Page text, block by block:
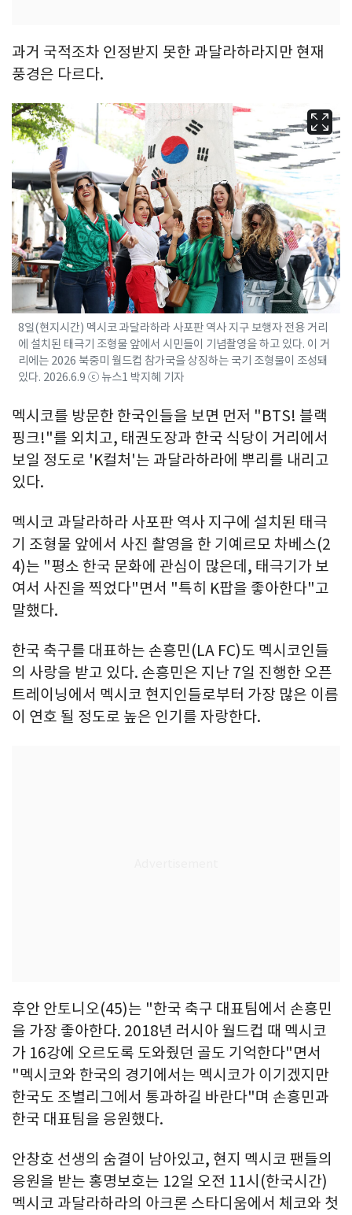
과거 국적조차 인정받지 못한 과달라하라지만 현재
풍경은 다르다.
8일(현지시간) 멕시코 과달라하라 사포판 역사 지구 보행자 전용 거리
에 설치된 태극기 조형물 앞에서 시민들이 기념촬영을 하고 있다. 이 거
리에는 2026 북중미 월드컵 참가국을 상징하는 국기 조형물이 조성돼
있다. 2026.6.9 ⓒ 뉴스1 박지혜 기자
멕시코를 방문한 한국인들을 보면 먼저 "BTS! 블랙
핑크!"를 외치고, 태권도장과 한국 식당이 거리에서
보일 정도로 'K컬처'는 과달라하라에 뿌리를 내리고
있다.
멕시코 과달라하라 사포판 역사 지구에 설치된 태극
기 조형물 앞에서 사진 촬영을 한 기예르모 차베스(2
4)는 "평소 한국 문화에 관심이 많은데, 태극기가 보
여서 사진을 찍었다"면서 "특히 K팝을 좋아한다"고
말했다.
한국 축구를 대표하는 손흥민(LA FC)도 멕시코인들
의 사랑을 받고 있다. 손흥민은 지난 7일 진행한 오픈
트레이닝에서 멕시코 현지인들로부터 가장 많은 이름
이 연호 될 정도로 높은 인기를 자랑한다.
후안 안토니오(45)는 "한국 축구 대표팀에서 손흥민
을 가장 좋아한다. 2018년 러시아 월드컵 때 멕시코
가 16강에 오르도록 도와줬던 골도 기억한다"면서
"멕시코와 한국의 경기에서는 멕시코가 이기겠지만
한국도 조별리그에서 통과하길 바란다"며 손흥민과
한국 대표팀을 응원했다.
안창호 선생의 숨결이 남아있고, 현지 멕시코 팬들의
응원을 받는 홍명보호는 12일 오전 11시(한국시간)
멕시코 과달라하라의 아크론 스타디움에서 체코와 첫